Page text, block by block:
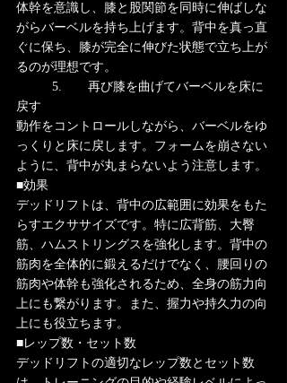
体幹を意識し、膝と股関節を同時に伸ばしな
がらバーベルを持ち上げます。背中を真っ直
ぐに保ち、膝が完全に伸びた状態で立ち上が
るのが理想です。
戻す
動作をコントロールしながら、バーベルをゆ
っくりと床に戻します。フォームを崩さない
ように、背中が丸まらないよう注意します。
■効果
デッドリフトは、背中の広範囲に効果をもた
らすエクササイズです。特に広背筋、大臀
筋、ハムストリングスを強化します。背中の
筋肉を全体的に鍛えるだけでなく、腰回りの
筋肉や体幹も強化されるため、全身の筋力向
上にも繋がります。また、握力や持久力の向
上にも役立ちます。
■レップ数・セット数
デッドリフトの適切なレップ数とセット数